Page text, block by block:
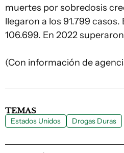
muertes por sobredosis
llegaron a los 91.799
106.699. En 2022
(Con información de
TEMAS
Estados Unidos Drogas Duras